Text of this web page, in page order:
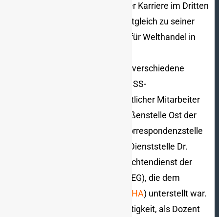
1944, auf dem Höhepunkt seiner Karriere im Dritten
Reich, führte der 31-Jährige, zeitgleich zu seiner
Habilitation an der Hochschule für Welthandel in
Dienstbezeichnungen und übte verschiedene
leitende Funktionen aus. Er war SS-
Untersturmführer und hauptamtlicher Mitarbeiter
des Wiener SD. Er leitete die Außenstelle Ost der
Reichsstudentenführung, die Korrespondenzstelle
Wien des Auswärtigen Amtes (Dienststelle Dr.
Ronneberger) sowie den Nachrichtendienst der
Südosteuropa-Gesellschaft (SOEG), die dem
RSHA) unterstellt war.
In seiner wissenschaftlichen Tätigkeit, als Dozent